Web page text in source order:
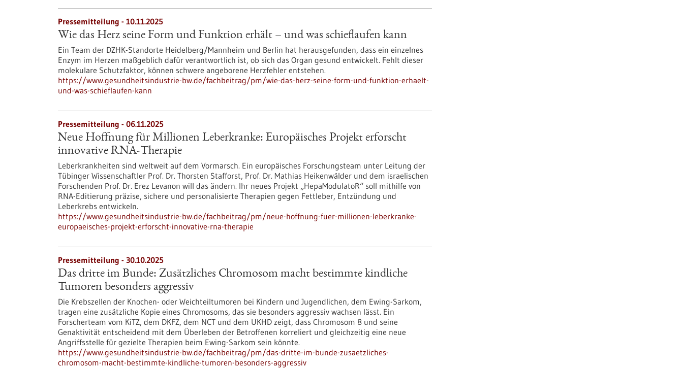
Pressemitteilung - 10.11.2025
Wie das Herz seine Form und Funktion erhält – und was schieflaufen kann
Ein Team der DZHK-Standorte Heidelberg/Mannheim und Berlin hat herausgefunden, dass ein einzelnes
Enzym im Herzen maßgeblich dafür verantwortlich ist, ob sich das Organ gesund entwickelt. Fehlt dieser
molekulare Schutzfaktor, können schwere angeborene Herzfehler entstehen.
https://www.gesundheitsindustrie-bw.de/fachbeitrag/pm/wie-das-herz-seine-form-und-funktion-erhaelt-
und-was-schieflaufen-kann
Pressemitteilung - 06.11.2025
Neue Hoffnung für Millionen Leberkranke: Europäisches Projekt erforscht
innovative RNA-Therapie
Leberkrankheiten sind weltweit auf dem Vormarsch. Ein europäisches Forschungsteam unter Leitung der
Tübinger Wissenschaftler Prof. Dr. Thorsten Stafforst, Prof. Dr. Mathias Heikenwälder und dem israelischen
Forschenden Prof. Dr. Erez Levanon will das ändern. Ihr neues Projekt „HepaModulatoR“ soll mithilfe von
RNA-Editierung präzise, sichere und personalisierte Therapien gegen Fettleber, Entzündung und
Leberkrebs entwickeln.
https://www.gesundheitsindustrie-bw.de/fachbeitrag/pm/neue-hoffnung-fuer-millionen-leberkranke-
europaeisches-projekt-erforscht-innovative-rna-therapie
Pressemitteilung - 30.10.2025
Das dritte im Bunde: Zusätzliches Chromosom macht bestimmte kindliche
Tumoren besonders aggressiv
Die Krebszellen der Knochen- oder Weichteiltumoren bei Kindern und Jugendlichen, dem Ewing-Sarkom,
tragen eine zusätzliche Kopie eines Chromosoms, das sie besonders aggressiv wachsen lässt. Ein
Forscherteam vom KiTZ, dem DKFZ, dem NCT und dem UKHD zeigt, dass Chromosom 8 und seine
Genaktivität entscheidend mit dem Überleben der Betroffenen korreliert und gleichzeitig eine neue
Angriffsstelle für gezielte Therapien beim Ewing-Sarkom sein könnte.
https://www.gesundheitsindustrie-bw.de/fachbeitrag/pm/das-dritte-im-bunde-zusaetzliches-
chromosom-macht-bestimmte-kindliche-tumoren-besonders-aggressiv